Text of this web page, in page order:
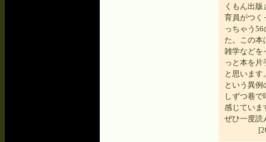
くもん出
育員がつ
っちゃう
た。この本
雑学などを
っと本を
と思いま
という異
しずつ巷
感じていま
ぜひ一度読